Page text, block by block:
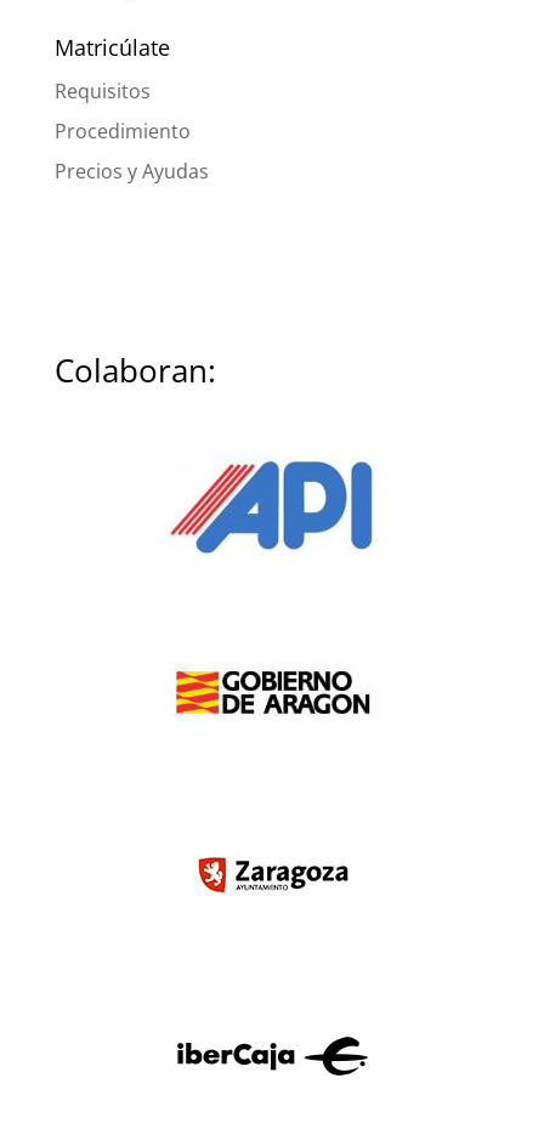
Matricúlate
Requisitos
Procedimiento
Precios y Ayudas
Colaboran: